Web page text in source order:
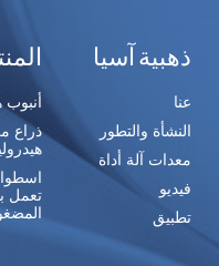
ذهبية آسيا
عنا
النشأة والتطور
معدات آلة أداة
فيديو
تطبيق
أنبوب
ذراع
تعمل